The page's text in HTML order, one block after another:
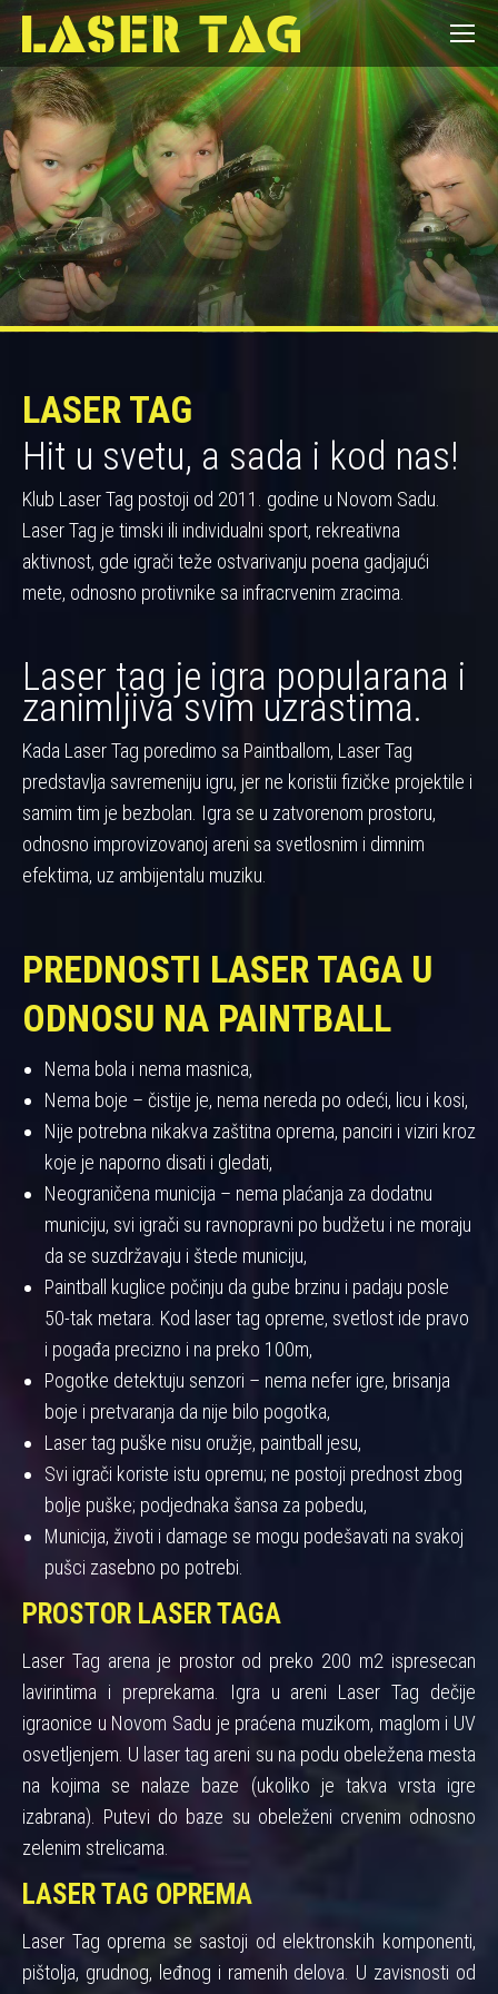
LASER TAG
Hit u svetu, a sada i kod nas!
Klub Laser Tag postoji od 2011. godine u Novom Sadu.
Laser Tag je timski ili individualni sport, rekreativna
aktivnost, gde igrači teže ostvarivanju poena gadjajući
mete, odnosno protivnike sa infracrvenim zracima.
Laser tag je igra popularana i
zanimljiva svim uzrastima.
Kada Laser Tag poredimo sa Paintballom, Laser Tag
predstavlja savremeniju igru, jer ne koristii fizičke projektile i
samim tim je bezbolan. Igra se u zatvorenom prostoru,
odnosno improvizovanoj areni sa svetlosnim i dimnim
efektima, uz ambijentalu muziku.
PREDNOSTI LASER TAGA U
ODNOSU NA PAINTBALL
Nema bola i nema masnica,
Nema boje – čistije je, nema nereda po odeći, licu i kosi,
Nije potrebna nikakva zaštitna oprema, panciri i viziri kroz
koje je naporno disati i gledati,
Neograničena municija – nema plaćanja za dodatnu
municiju, svi igrači su ravnopravni po budžetu i ne moraju
da se suzdržavaju i štede municiju,
Paintball kuglice počinju da gube brzinu i padaju posle
50-tak metara. Kod laser tag opreme, svetlost ide pravo
i pogađa precizno i na preko 100m,
Pogotke detektuju senzori – nema nefer igre, brisanja
boje i pretvaranja da nije bilo pogotka,
Laser tag puške nisu oružje, paintball jesu,
Svi igrači koriste istu opremu; ne postoji prednost zbog
bolje puške; podjednaka šansa za pobedu,
Municija, životi i damage se mogu podešavati na svakoj
pušci zasebno po potrebi.
PROSTOR LASER TAGA
Laser Tag arena je prostor od preko 200 m2 ispresecan
lavirintima i preprekama. Igra u areni Laser Tag dečije
igraonice u Novom Sadu je praćena muzikom, maglom i UV
osvetljenjem. U laser tag areni su na podu obeležena mesta
na kojima se nalaze baze (ukoliko je takva vrsta igre
izabrana). Putevi do baze su obeleženi crvenim odnosno
zelenim strelicama.
LASER TAG OPREMA
Laser Tag oprema se sastoji od elektronskih komponenti,
pištolja, grudnog, leđnog i ramenih delova. U zavisnosti od